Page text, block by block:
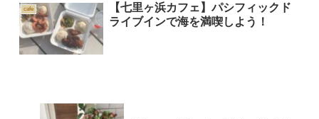
cafe
【七里ヶ浜カフェ】パシフィックド
ライブインで海を満喫しよう！